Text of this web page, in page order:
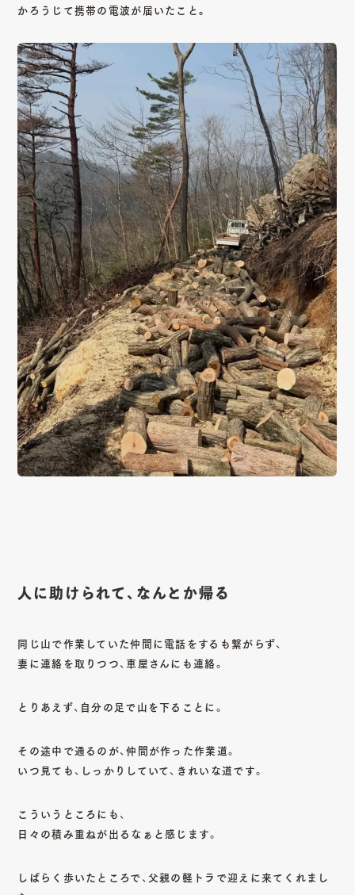
かろうじて携帯の電波が届いたこと。
人に助けられて、なんとか帰る
同じ山で作業していた仲間に電話をするも繋がらず、
妻に連絡を取りつつ、車屋さんにも連絡。
とりあえず、自分の足で山を下ることに。
その途中で通るのが、仲間が作った作業道。
いつ見ても、しっかりしていて、きれいな道です。
こういうところにも、
日々の積み重ねが出るなぁと感じます。
しばらく歩いたところで、父親の軽トラで迎えに来てくれまし